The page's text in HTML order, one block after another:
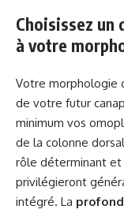
Choisissez un
à votre
Votre morphologie
de votre futur
minimum vos
de la colonne
rôle déterminant et
privilégieront
intégré. La